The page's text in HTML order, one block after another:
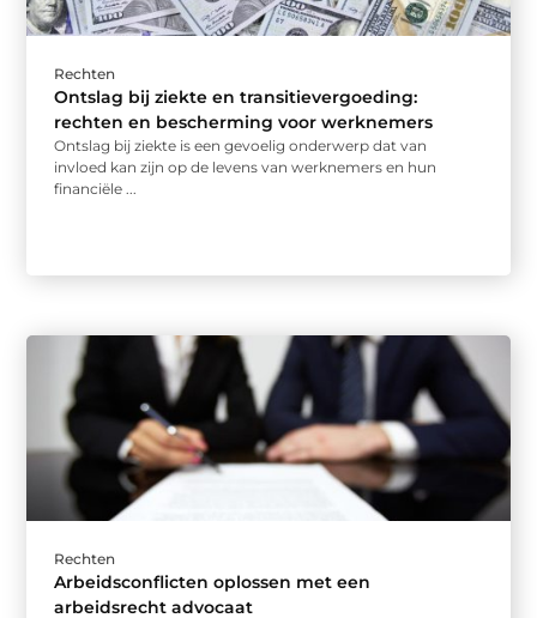
Rechten
Ontslag bij ziekte en transitievergoeding:
rechten en bescherming voor werknemers
Ontslag bij ziekte is een gevoelig onderwerp dat van
invloed kan zijn op de levens van werknemers en hun
financiële ...
Rechten
Arbeidsconflicten oplossen met een
arbeidsrecht advocaat